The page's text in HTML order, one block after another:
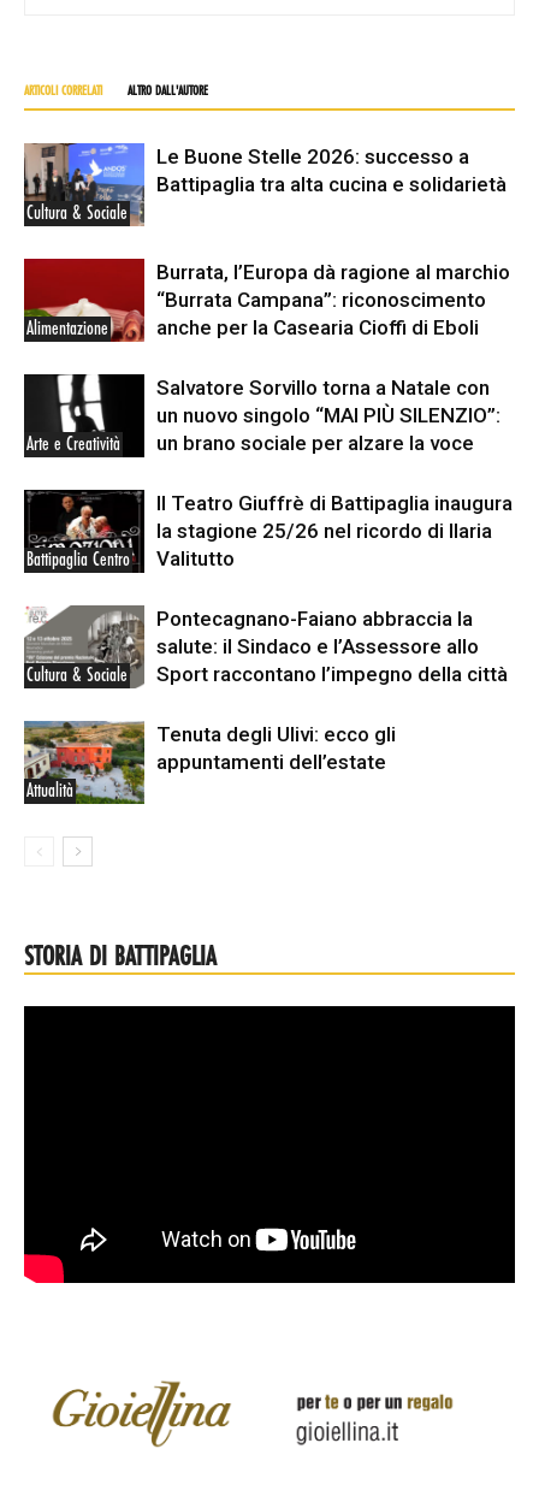
ARTICOLI CORRELATI ALTRO DALL'AUTORE
Cultura & Sociale
Le Buone Stelle 2026: successo a
Battipaglia tra alta cucina e solidarietà
Alimentazione
Burrata, l’Europa dà ragione al marchio
“Burrata Campana”: riconoscimento
anche per la Casearia Cioffi di Eboli
Arte e Creatività
Salvatore Sorvillo torna a Natale con
un nuovo singolo “MAI PIÙ SILENZIO”:
un brano sociale per alzare la voce
Battipaglia Centro
Il Teatro Giuffrè di Battipaglia inaugura
la stagione 25/26 nel ricordo di Ilaria
Valitutto
Cultura & Sociale
Pontecagnano-Faiano abbraccia la
salute: il Sindaco e l’Assessore allo
Sport raccontano l’impegno della città
Attualità
Tenuta degli Ulivi: ecco gli
appuntamenti dell’estate
STORIA DI BATTIPAGLIA